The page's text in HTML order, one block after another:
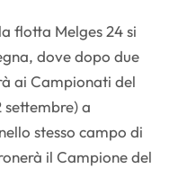
flotta Melges 24 si
dove dopo due
ai Campionati del
a
stesso campo di
il Campione del